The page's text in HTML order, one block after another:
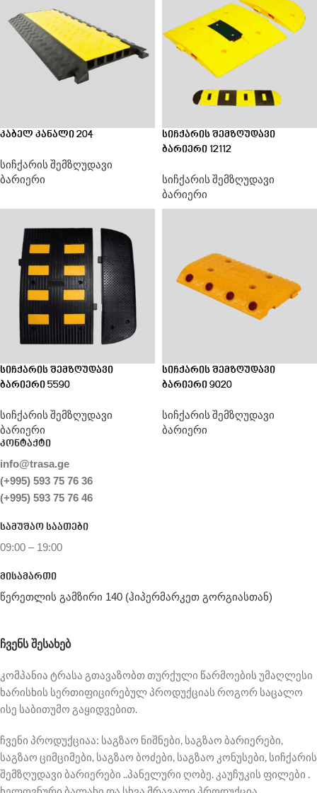
კაბელ კანალი 204
სიჩქარის შემზღუდავი
ბარიერი
სიჩქარის შემზღუდავი
ბარიერი 12112
სიჩქარის შემზღუდავი
ბარიერი
სიჩქარის შემზღუდავი
ბარიერი 5590
სიჩქარის შემზღუდავი
ბარიერი
სიჩქარის შემზღუდავი
ბარიერი 9020
სიჩქარის შემზღუდავი
ბარიერი
კონტაქტი
info@trasa.ge
(+995) 593 75 76 36
(+995) 593 75 76 46
სამუშაო საათები
09:00 – 19:00
მისამართი
წერეთლის გამზირი 140 (ჰიპერმარკეთ გორგიასთან)
ᲩᲕᲔᲜᲡ ᲨᲔᲡᲐᲮᲔᲑ
კომპანია ტრასა გთავაზობთ თურქული წარმოების უმაღლესი
ხარისხის სერთიფიცირებულ პროდუქციას როგორ საცალო
ისე საბითუმო გაყიდვებით.
ჩვენი პროდუქციაა: საგზაო ნიშნები, საგზაო ბარიერები,
საგზაო ციმციმები, საგზაო ბოძები, საგზაო კონუსები, სიჩქარის
შემზღუდავი ბარიერები ..პანელური ღობე. კაუჩუკის ფილები .